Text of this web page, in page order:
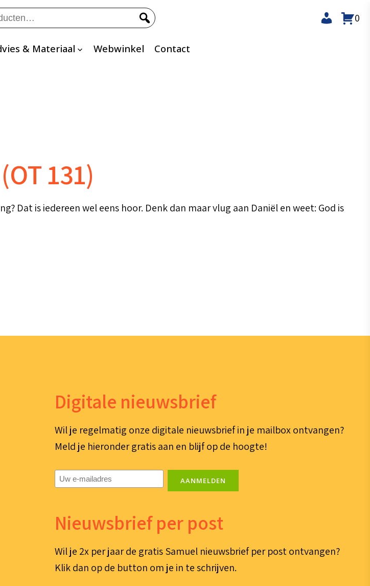
& Materiaal Webwinkel Contact
0
131)
Dat is iedereen wel eens hoor. Denk dan maar vlug aan Daniël en weet: God is
Digitale nieuwsbrief
Wil je regelmatig onze digitale nieuwsbrief in je mailbox ontvangen?
Meld je hieronder gratis aan en blijf op de hoogte!
E-
mailadres(Vereist)
AANMELDEN
Nieuwsbrief per post
Wil je 2x per jaar de gratis Samuel nieuwsbrief per post ontvangen?
Klik dan op de button om je in te schrijven.